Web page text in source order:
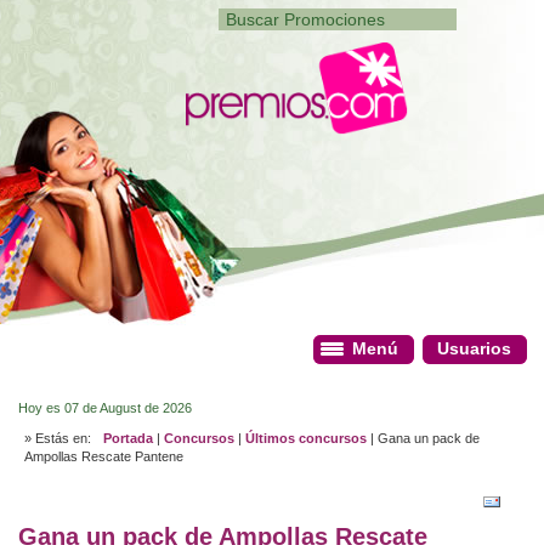
Menú
Menú Usuarios
Usuarios
Hoy es 07 de August de 2026
» Estás en: Portada | Concursos | Últimos concursos | Gana un pack de
Ampollas Rescate Pantene
Gana un pack de Ampollas Rescate